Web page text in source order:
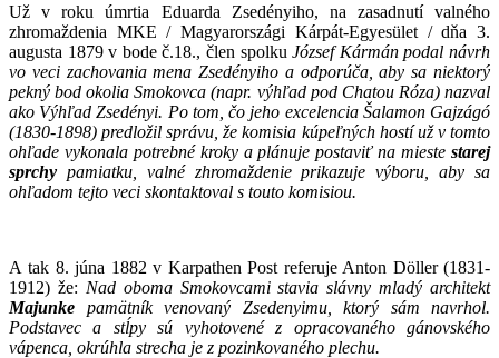
Už v roku úmrtia Eduarda Zsedényiho, na zasadnutí valného
zhromaždenia MKE / Magyarországi Kárpát-Egyesület / dňa 3.
augusta 1879 v bode č.18., člen spolkuJózsef Kármán podal návrh
vo veci zachovania mena Zsedényiho a odporúča, aby sa niektorý
pekný bod okolia Smokovca (napr. výhľad pod Chatou Róza) nazval
ako Výhľad Zsedényi. Po tom, čo jeho excelencia Šalamon Gajzágó
(1830-1898) predložil správu, že komisia kúpeľných hostí už v tomto
ohľade vykonala potrebné kroky a plánuje postaviť na mieste starej
sprchy pamiatku, valné zhromaždenie prikazuje výboru, aby sa
ohľadom tejto veci skontaktoval s touto komisiou.
A tak 8. júna 1882 v Karpathen Post referuje Anton Döller (1831-
1912) že: Nad oboma Smokovcami stavia slávny mladý architekt
Majunke pamätník venovaný Zsedenyimu, ktorý sám navrhol.
Podstavec a stĺpy sú vyhotovené z opracovaného gánovského
vápenca, okrúhla strecha je z pozinkovaného plechu.